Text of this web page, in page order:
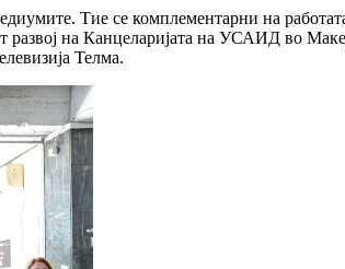
Тие се комплементарни на
на Канцеларијата на УСАИД во
Телма.